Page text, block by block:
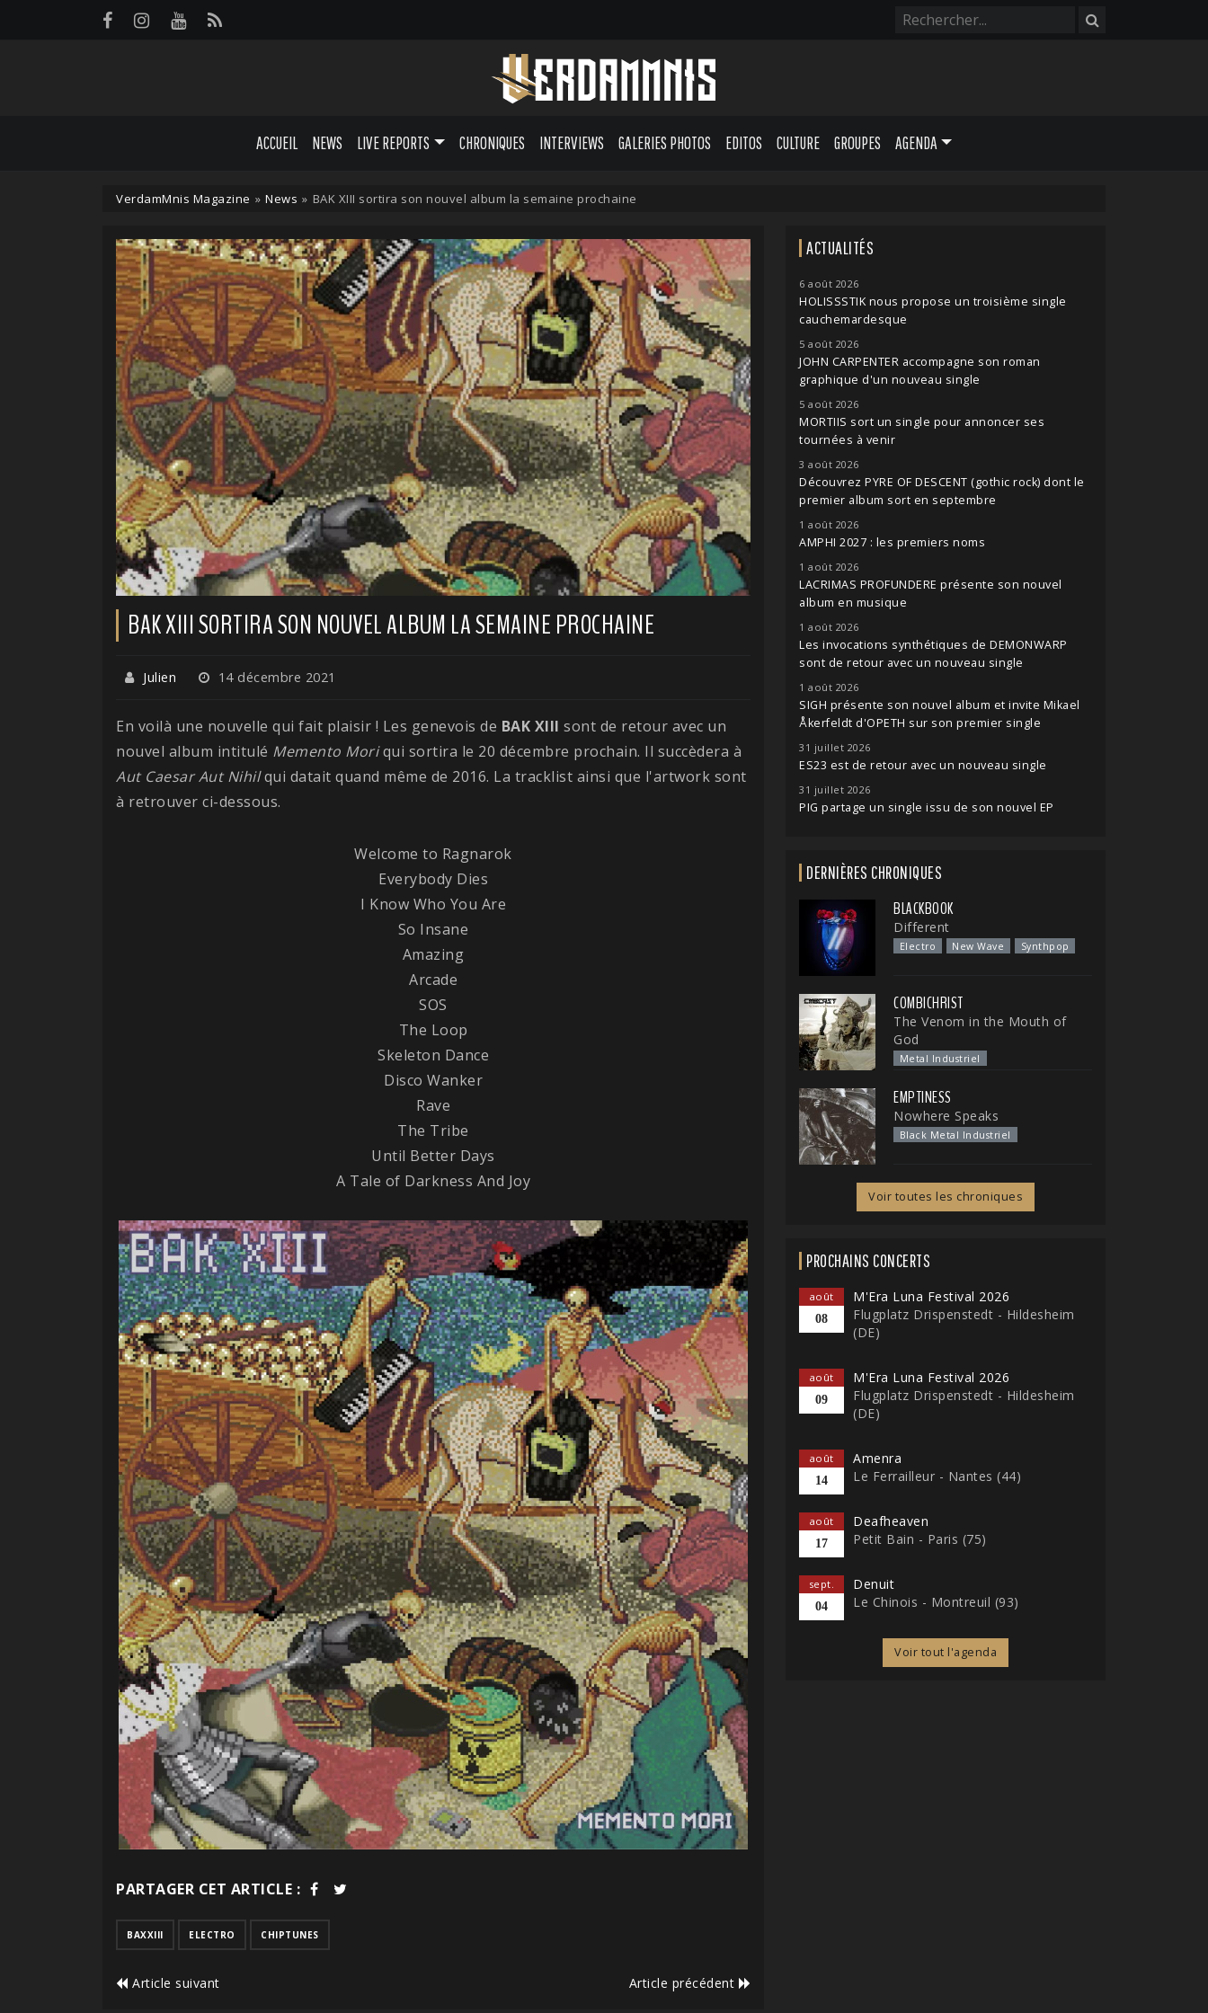
ACCUEIL NEWS LIVE REPORTS CHRONIQUES INTERVIEWS GALERIES PHOTOS EDITOS CULTURE GROUPES AGENDA
VerdamMnis Magazine » News » BAK XIII sortira son nouvel album la semaine prochaine
BAK XIII SORTIRA SON NOUVEL ALBUM LA SEMAINE PROCHAINE
Julien 14 décembre 2021
En voilà une nouvelle qui fait plaisir ! Les genevois de BAK XIII sont de retour avec un
nouvel album intitulé Memento Moriqui sortira le 20 décembre prochain. Il succèdera à
Aut Caesar Aut Nihilqui datait quand même de 2016. La tracklist ainsi que l'artwork sont
à retrouver ci-dessous.
Welcome to Ragnarok
Everybody Dies
I Know Who You Are
So Insane
Amazing
Arcade
SOS
The Loop
Skeleton Dance
Disco Wanker
Rave
The Tribe
Until Better Days
A Tale of Darkness And Joy
PARTAGER CET ARTICLE :
BAXXIII ELECTRO CHIPTUNES
Article suivant Article précédent
ACTUALITÉS
6 août 2026
HOLISSSTIK nous propose un troisième single
cauchemardesque
5 août 2026
JOHN CARPENTER accompagne son roman
graphique d'un nouveau single
5 août 2026
MORTIIS sort un single pour annoncer ses
tournées à venir
3 août 2026
Découvrez PYRE OF DESCENT (gothic rock) dont le
premier album sort en septembre
1 août 2026
AMPHI 2027 : les premiers noms
1 août 2026
LACRIMAS PROFUNDERE présente son nouvel
album en musique
1 août 2026
Les invocations synthétiques de DEMONWARP
sont de retour avec un nouveau single
1 août 2026
SIGH présente son nouvel album et invite Mikael
Åkerfeldt d'OPETH sur son premier single
31 juillet 2026
ES23 est de retour avec un nouveau single
31 juillet 2026
PIG partage un single issu de son nouvel EP
DERNIÈRES CHRONIQUES
BLACKBOOK
Different
Electro New Wave Synthpop
COMBICHRIST
The Venom in the Mouth of
God
Metal Industriel
EMPTINESS
Nowhere Speaks
Black Metal Industriel
Voir toutes les chroniques
PROCHAINS CONCERTS
août
08
M'Era Luna Festival 2026
Flugplatz Drispenstedt - Hildesheim
(DE)
août
09
M'Era Luna Festival 2026
Flugplatz Drispenstedt - Hildesheim
(DE)
août
14
Amenra
Le Ferrailleur - Nantes (44)
août
17
Deafheaven
Petit Bain - Paris (75)
sept.
04
Denuit
Le Chinois - Montreuil (93)
Voir tout l'agenda
Panneau de gestion des cookies